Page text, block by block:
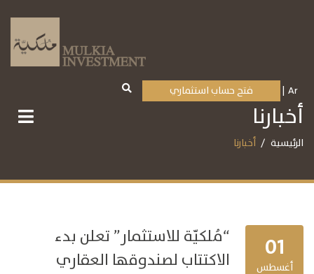
Ar فتح حساب استثماري
أخبارنا
الرئيسية أخبارنا
01
أغسطس
“مُلكيّة للاستثمار” تعلن بدء
الاكتتاب لصندوقها العقاري